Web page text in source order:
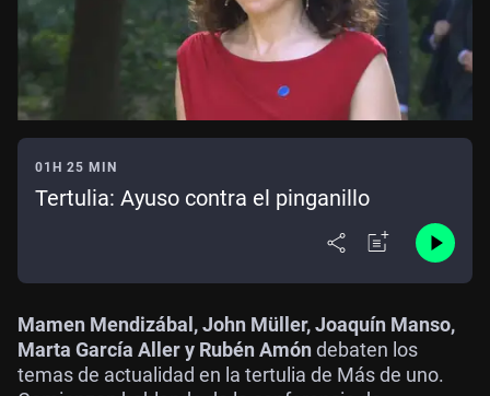
01H 25 MIN
Tertulia: Ayuso contra el pinganillo
Mamen Mendizábal, John Müller, Joaquín Manso,
Marta García Aller y Rubén Amóndebaten los
temas de actualidad en la tertulia de Más de uno.